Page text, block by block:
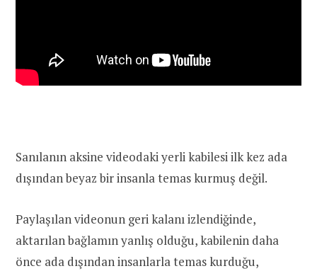
Sanılanın aksine videodaki yerli kabilesi ilk kez ada
dışından beyaz bir insanla temas kurmuş değil.
Paylaşılan videonun geri kalanı izlendiğinde,
aktarılan bağlamın yanlış olduğu, kabilenin daha
önce ada dışından insanlarla temas kurduğu,